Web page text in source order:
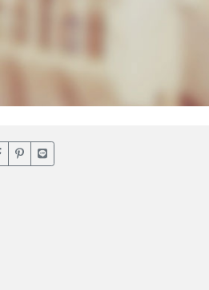
臉書分享(另開新視窗)
噗浪分享(另開新視窗)
Line分享(另開新視窗)